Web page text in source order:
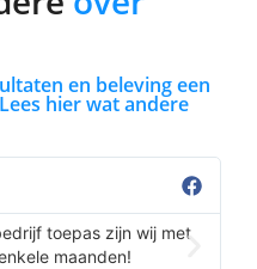
en beleving een
hier wat andere
toepas zijn wij met
maanden!